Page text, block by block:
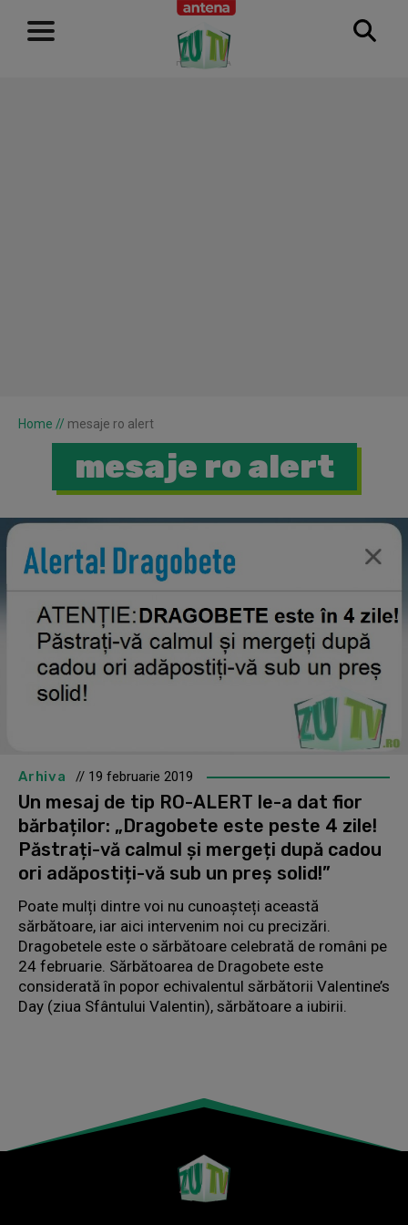
RECLAMĂ
Home // mesaje ro alert
mesaje ro alert
Arhiva // 19 februarie 2019
Un mesaj de tip RO-ALERT le-a dat fior
bărbaților: „Dragobete este peste 4 zile!
Păstrați-vă calmul și mergeți după cadou
ori adăpostiți-vă sub un preș solid!”
Poate mulți dintre voi nu cunoașteți această
sărbătoare, iar aici intervenim noi cu precizări.
Dragobetele este o sărbătoare celebrată de români pe
24 februarie. Sărbătoarea de Dragobete este
considerată în popor echivalentul sărbătorii Valentine’s
Day (ziua Sfântului Valentin), sărbătoare a iubirii.